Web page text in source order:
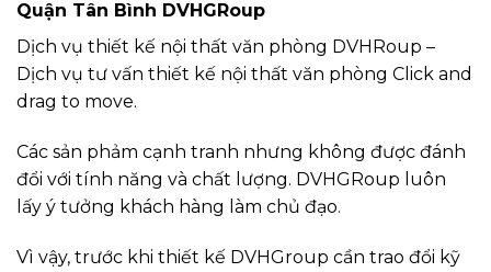
Quận Tân Bình DVHGRoup
Dịch vụ thiết kế nội thất văn phòng DVHRoup –
Dịch vụ tư vấn thiết kế nội thất văn phòng Click and
drag to move.
Các sản phảm cạnh tranh nhưng không được đánh
đổi với tính năng và chất lượng. DVHGRoup luôn
lấy ý tưởng khách hàng làm chủ đạo.
Vì vậy, trước khi thiết kế DVHGroup cần trao đổi kỹ